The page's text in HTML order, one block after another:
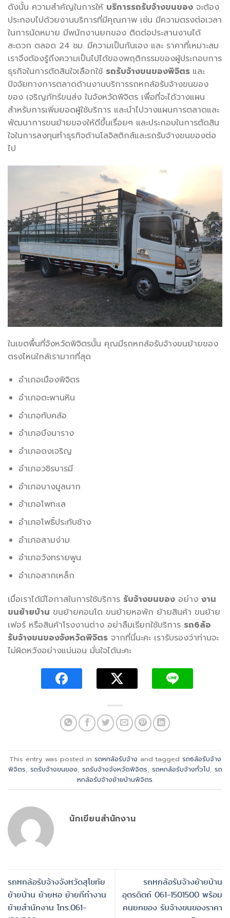
ดังนั้น ความสำคัญในการให้ บริการรถรับจ้างขนของ จะต้อง
ประกอบไปด้วยงานบริการที่มีคุณภาพ เช่น มีความตรงต่อเวลา
ในการนัดหมาย มีพนักงานยกของ ติดต่อประสานงานได้
สะดวก ตลอด 24 ชม. มีความเป็นกันเอง และ ราคาที่เหมาะสม
เราจึงต้องรู้ถึงความเป็นไปได้ของพฤติกรรมของผู้ประกอบการ
ธุรกิจในการตัดสินใจเลือกใช้ รถรับจ้างขนของพิจิตร และ
ปัจจัยทางการตลาดด้านงานบริการรถหกล้อรับจ้างขนของ
ของ เจริญภัทร์ขนส่ง ในจังหวัดพิจิตร เพื่อที่จะได้วางแผน
สำหรับการเพิ่มยอดผู้ใช้บริการ และนำไปวางแผนการตลาดและ
พัฒนาการขนย้ายของให้ดีขึ้นเรื่อยๆ และประกอบในการตัดสิน
ใจในการลงทุนทําธุรกิจด้านโลจิสติกส์และรถรับจ้างขนของต่อ
ไป
ในเขตพื้นที่จังหวัดพิจิตรนั้น คุณมีรถหกล้อรับจ้างขนย้ายของ
ตรงไหนใกล้เรามากที่สุด
อำเภอเมืองพิจิตร
อำเภอตะพานหิน
อำเภอทับคล้อ
อำเภอบึงนาราง
อำเภอดงเจริญ
อำเภอวชิรบารมี
อำเภอบางมูลนาก
อำเภอโพทะเล
อำเภอโพธิ์ประทับช้าง
อำเภอสามง่าม
อำเภอวังทรายพูน
อำเภอสากเหล็ก
เมื่อเราได้มีโอกาสในการใช้บริการ รับจ้างขนของ อย่าง งาน
ขนย้ายบ้าน ขนย้ายคอนโด ขนย้ายหอพัก ย้ายสินค้า ขนย้าย
เฟอร์ หรือสินค้าโรงงานต่าง อย่าลืมเรียกใช้บริการ รถ6ล้อ
รับจ้างขนของจังหวัดพิจิตร จากที่นี่นะคะ เรารับรองว่าท่านจะ
ไม่ผิดหวังอย่างแน่นอน มั่นใจได้นะคะ
This entry was posted in รถหกล้อรับจ้าง and tagged รถ6ล้อรับจ้าง
พิจิตร, รถรับจ้างขนของ, รถรับจ้างจังหวัดพิจิตร, รถหกล้อรับจ้างทั่วไป, รถ
หกล้อรับจ้างย้ายบ้านพิจิตร.
นักเขียนสำนักงาน
รถหกล้อรับจ้างจังหวัดสุโขทัย
ย้ายบ้าน ย้ายหอ ย้ายทีทำงาน
ย้ายสำนักงาน โทร.061-
รถหกล้อรับจ้างย้ายบ้าน
อุตรดิตถ์ 061-1501500 พร้อม
คนยกของ รับจ้างขนของราคา